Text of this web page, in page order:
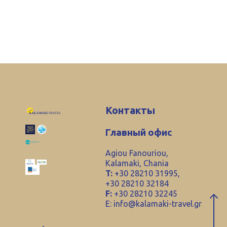
Контакты
Главный офис
Agiou Fanouriou,
Kalamaki, Chania
T: +30 28210 31995,
+30 28210 32184
F: +30 28210 32245
E: info@kalamaki-travel.gr